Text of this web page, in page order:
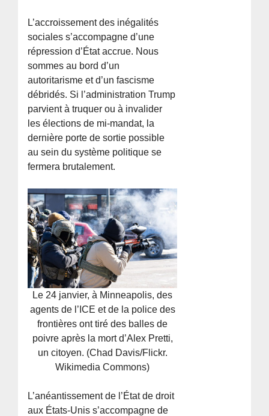
L’accroissement des inégalités
sociales s’accompagne d’une
répression d’État accrue. Nous
sommes au bord d’un
autoritarisme et d’un fascisme
débridés. Si l’administration Trump
parvient à truquer ou à invalider
les élections de mi-mandat, la
dernière porte de sortie possible
au sein du système politique se
fermera brutalement.
Le 24 janvier, à Minneapolis, des
agents de l’ICE et de la police des
frontières ont tiré des balles de
poivre après la mort d’Alex Pretti,
un citoyen. (Chad Davis/Flickr.
Wikimedia Commons)
L’anéantissement de l’État de droit
aux États-Unis s’accompagne de